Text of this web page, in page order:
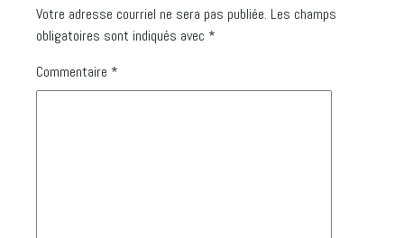
Votre adresse courriel ne sera pas publiée. Les champs
obligatoires sont indiqués avec *
Commentaire *